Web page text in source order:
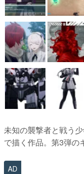
未知の襲撃者と戦う少
で描く作品。第3弾の
AD